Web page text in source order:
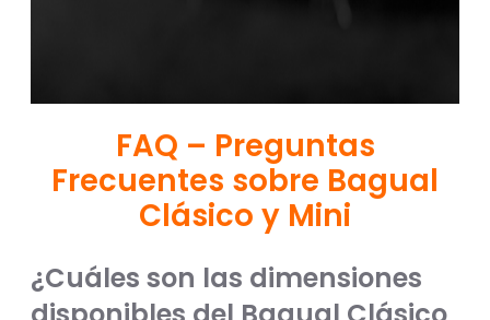
FAQ – Preguntas
Frecuentes sobre Bagual
Clásico y Mini
¿Cuáles son las dimensiones